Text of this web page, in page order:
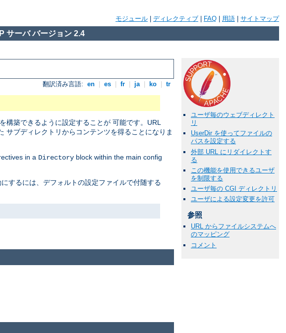
モジュール ディレクティブ FAQ 用語 サイトマップ
サーバ バージョン 2.4
翻訳済み言語: en es fr ja ko tr
構築できるように設定することが 可能です。URL
サブディレクトリからコンテンツを得ることになりま
in a Directory block within the main config
するには、デフォルトの設定ファイルで付随する
ユーザ毎のウェブディレクト
リ
UserDir を使ってファイルの
パスを設定する
外部 URL にリダイレクトす
る
この機能を使用できるユーザ
を制限する
ユーザ毎の CGI ディレクトリ
ユーザによる設定変更を許可
参照
URL からファイルシステムへ
のマッピング
コメント